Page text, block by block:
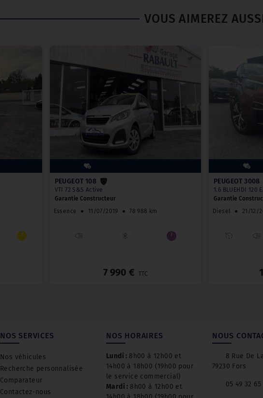
VOUS AIMEREZ
PEUGEOT 108
VTI 72 S&S Active
Garantie Constructeur
Essence
● 11/07/2019 ● 78 988 km
7 990 € TTC
PEUGEOT 3008
1.6 BLUEHDI 120
Garantie
Diesel
● 21/12/
NOS SERVICES
Nos véhicules
Recherche personnalisée
Comparateur
Contactez-nous
NOS HORAIRES
Lundi : 8h00 à 12h00 et
14h00 à 18h00 (19h00 pour
le service commercial)
Mardi : 8h00 à 12h00 et
NOUS
8 Rue De
79230 Fors
05 49 32 65